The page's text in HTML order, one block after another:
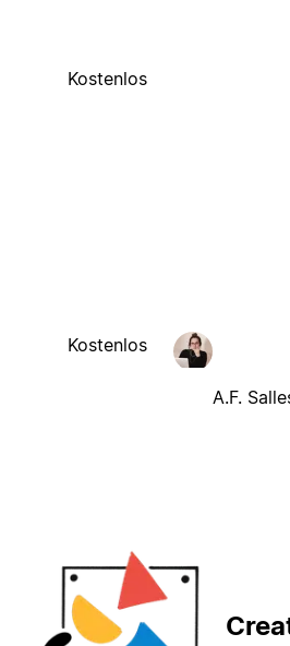
Kostenlos
Kostenlos
A.F.